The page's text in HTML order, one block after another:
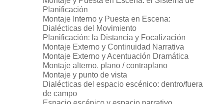
Planificación
Montaje Interno y Puesta en Escena:
Dialécticas del Movimiento
Planificación: la Distancia y Focalización
Montaje Externo y Continuidad Narrativa
Montaje Externo y Acentuación Dramática
Montaje alterno, plano / contraplano
Montaje y punto de vista
Dialécticas del espacio escénico: dentro/fuera
de campo